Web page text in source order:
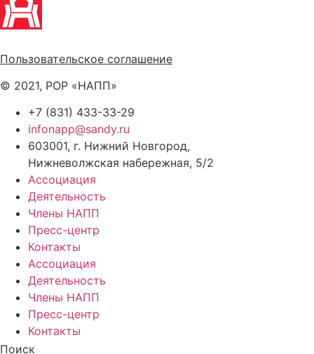
Пользовательское соглашение
© 2021, РОР «НАПП»
+7 (831) 433-33-29
infonapp@sandy.ru
603001, г. Нижний Новгород,
Нижневолжская набережная, 5/2
Ассоциация
Деятельность
Члены НАПП
Пресс-центр
Контакты
Ассоциация
Деятельность
Члены НАПП
Пресс-центр
Контакты
Поиск